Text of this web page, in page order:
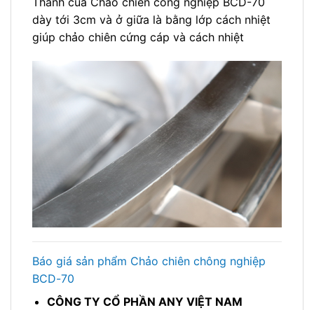
dày tới 3cm và ở giữa là bằng lớp cách nhiệt
giúp chảo chiên cứng cáp và cách nhiệt
Báo giá sản phẩm Chảo chiên chông nghiệp
BCD-70
CÔNG TY CỔ PHẦN ANY VIỆT NAM